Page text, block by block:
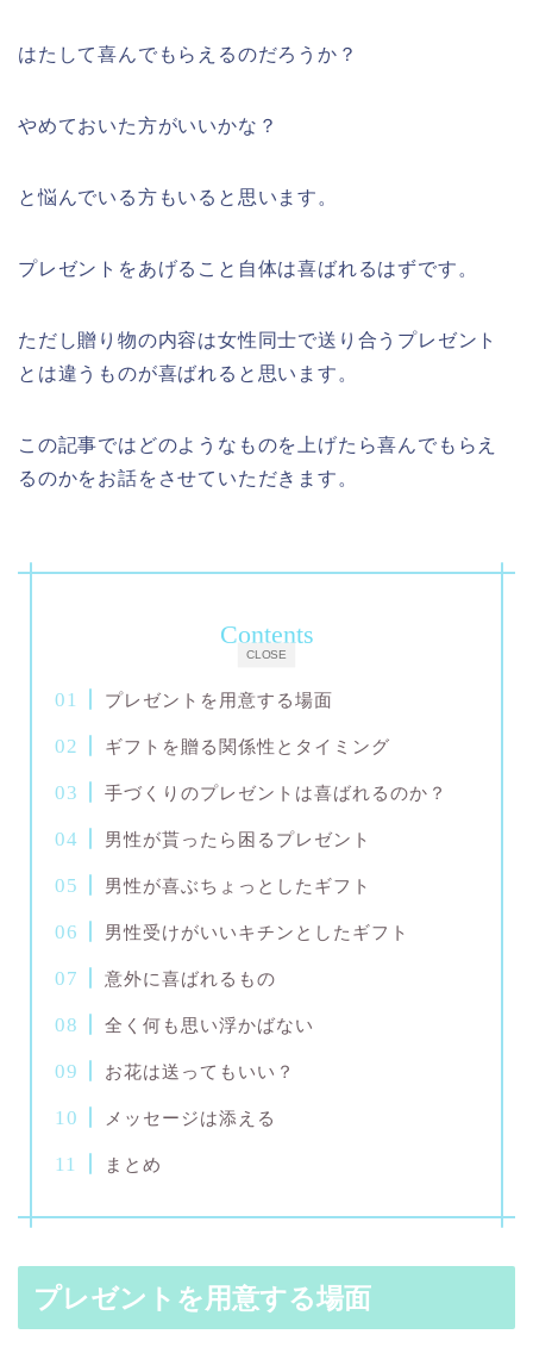
はたして喜んでもらえるのだろうか？
やめておいた方がいいかな？
と悩んでいる方もいると思います。
プレゼントをあげること自体は喜ばれるはずです。
ただし贈り物の内容は女性同士で送り合うプレゼント
とは違うものが喜ばれると思います。
この記事ではどのようなものを上げたら喜んでもらえ
るのかをお話をさせていただきます。
CLOSE
Contents
プレゼントを用意する場面
ギフトを贈る関係性とタイミング
手づくりのプレゼントは喜ばれるのか？
男性が貰ったら困るプレゼント
男性が喜ぶちょっとしたギフト
男性受けがいいキチンとしたギフト
意外に喜ばれるもの
全く何も思い浮かばない
お花は送ってもいい？
メッセージは添える
まとめ
プレゼントを用意する場面